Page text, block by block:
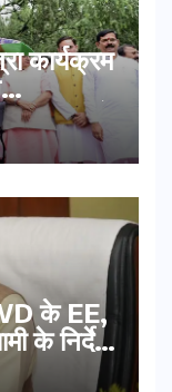
कार्यक्रम
पर अपने
के EE,
के निर्देश